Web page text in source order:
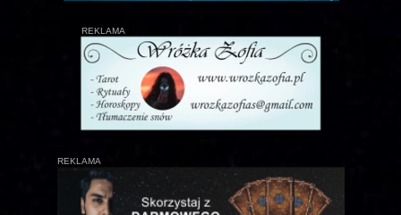
REKLAMA
REKLAMA